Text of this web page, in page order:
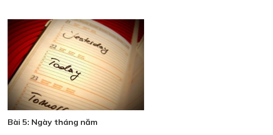
Bài 5: Ngày tháng năm